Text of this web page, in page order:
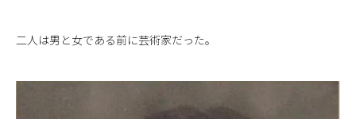
二人は男と女である前に芸術家だった。